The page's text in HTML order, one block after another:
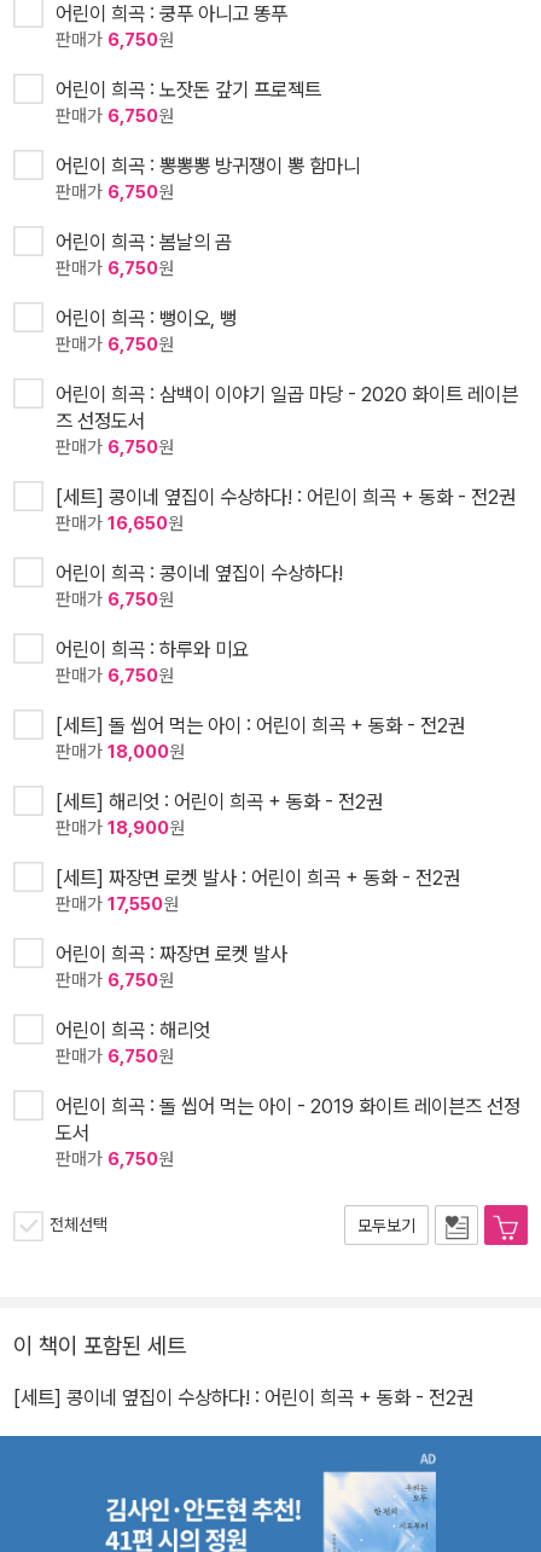
어린이 희곡 : 쿵푸 아니고 똥푸
판매가 6,750원
어린이 희곡 : 노잣돈 갚기 프로젝트
판매가 6,750원
어린이 희곡 : 뽕뽕뽕 방귀쟁이 뽕 함마니
판매가 6,750원
어린이 희곡 : 봄날의 곰
판매가 6,750원
어린이 희곡 : 뻥이오, 뻥
판매가 6,750원
어린이 희곡 : 삼백이 이야기 일곱 마당 - 2020 화이트 레이븐
즈 선정도서
판매가 6,750원
[세트] 콩이네 옆집이 수상하다! : 어린이 희곡 + 동화 - 전2권
판매가 16,650원
어린이 희곡 : 콩이네 옆집이 수상하다!
판매가 6,750원
어린이 희곡 : 하루와 미요
판매가 6,750원
[세트] 돌 씹어 먹는 아이 : 어린이 희곡 + 동화 - 전2권
판매가 18,000원
[세트] 해리엇 : 어린이 희곡 + 동화 - 전2권
판매가 18,900원
[세트] 짜장면 로켓 발사 : 어린이 희곡 + 동화 - 전2권
판매가 17,550원
어린이 희곡 : 짜장면 로켓 발사
판매가 6,750원
어린이 희곡 : 해리엇
판매가 6,750원
어린이 희곡 : 돌 씹어 먹는 아이 - 2019 화이트 레이븐즈 선정
도서
판매가 6,750원
전체선택 모두보기
이 책이 포함된 세트
[세트] 콩이네 옆집이 수상하다! : 어린이 희곡 + 동화 - 전2권